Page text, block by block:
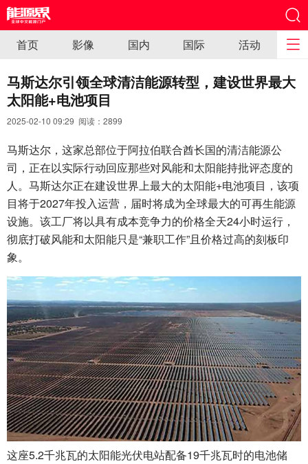
首页 影像 国内 国际 活动
马斯达尔引领全球清洁能源转型，建设世界最大
太阳能+电池项目
2025-02-10 09:29 阅读： 2899
马斯达尔，这家总部位于阿拉伯联合酋长国的清洁能源公
司，正在以实际行动回应那些对风能和太阳能持批评态度的
人。马斯达尔正在建设世界上最大的太阳能+电池项目，该项
目将于2027年投入运营，届时将成为全球最大的可再生能源
设施。该工厂将以具有成本竞争力的价格全天24小时运行，
彻底打破风能和太阳能只是“兼职工作”且价格过高的刻板印
象。
这座5.2千兆瓦的太阳能光伏电站配备19千兆瓦时的电池储